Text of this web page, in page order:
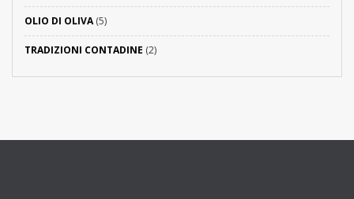
OLIO DI OLIVA(5)
TRADIZIONI CONTADINE (2)